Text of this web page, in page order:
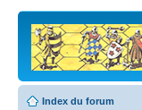
Index du forum